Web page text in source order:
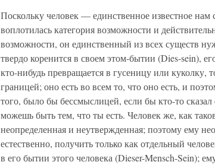
Поскольку человек — единственное известное нам
воплотилась категория возможности и
возможности, он единственный из всех существ
твердо коренится в своем этом-бытии (Dies-sein),
кто-нибудь превращается в гусеницу или куколку,
границей; оно есть во всем то, что оно есть, и
того, было бы бессмыслицей, если бы кто-то
можешь быть тем, что ты есть. Человек же, как
неопределенная и неутвержденная; поэтому ему
естественно, получить только как отдельный
в его бытии этого человека (Dieser-Mensch-Sein);